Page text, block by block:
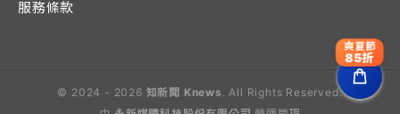
服務條款
© 2024 - 2026 知新聞 Knews . All Rights Reserved.
爽夏節
85折